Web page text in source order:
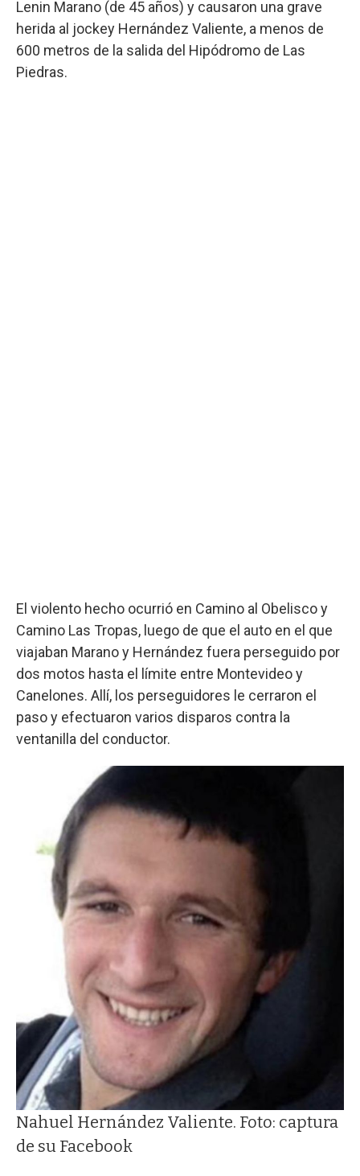
Lenin Marano (de 45 años) y causaron una grave
herida al jockey Hernández Valiente, a menos de
600 metros de la salida del Hipódromo de Las
Piedras.
El violento hecho ocurrió en Camino al Obelisco y
Camino Las Tropas, luego de que el auto en el que
viajaban Marano y Hernández fuera perseguido por
dos motos hasta el límite entre Montevideo y
Canelones. Allí, los perseguidores le cerraron el
paso y efectuaron varios disparos contra la
ventanilla del conductor.
Nahuel Hernández Valiente. Foto: captura
de su Facebook